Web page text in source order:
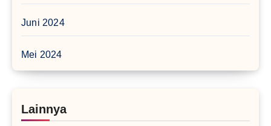
Juni 2024
Mei 2024
Lainnya